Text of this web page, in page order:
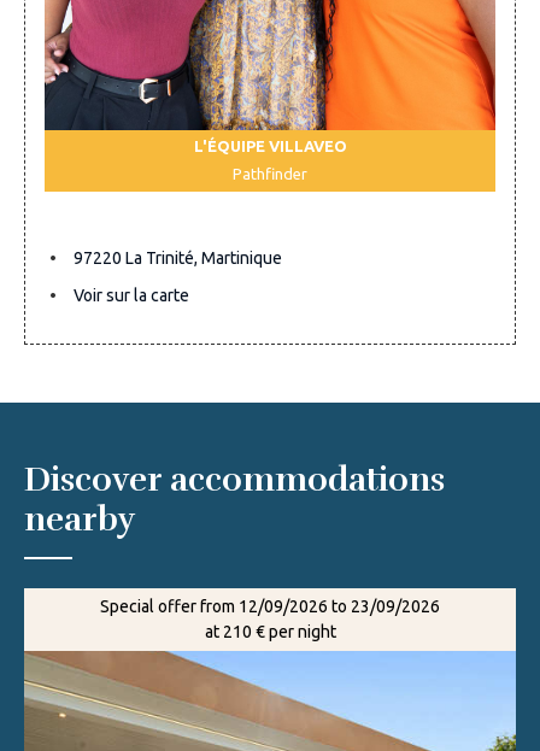
L'ÉQUIPE VILLAVEO
Pathfinder
97220 La Trinité, Martinique
Voir sur la carte
Discover accommodations
nearby
Special offer from 12/09/2026 to 23/09/2026
at 210 € per night